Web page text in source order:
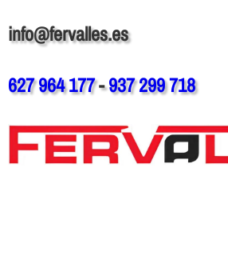
info@fervalles.es
627 964 177-937 299 718